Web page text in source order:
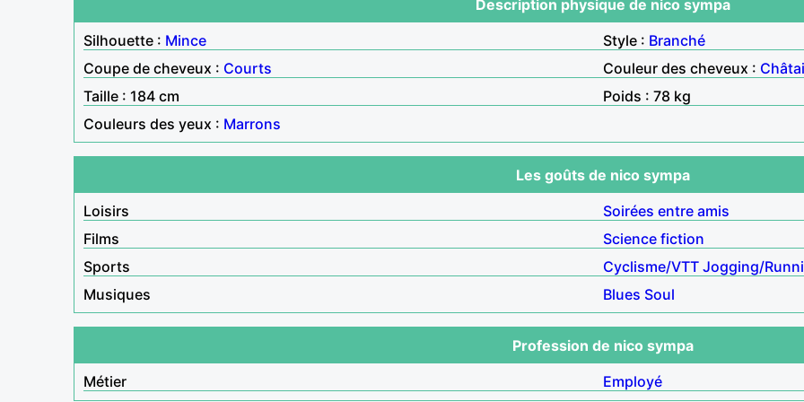
Description physique de nico sympa
Silhouette : Mince Style : Branché
Coupe de cheveux : Courts Couleur des cheveux :
Taille : 184 cm
Poids : 78 kg
Couleurs des yeux : Marrons
Les goûts de nico sympa
Loisirs
Soirées entre amis
Films
Science fiction
Sports
Cyclisme/VTT Jogging/
Musiques
Blues Soul
Profession de nico sympa
Métier
Employé